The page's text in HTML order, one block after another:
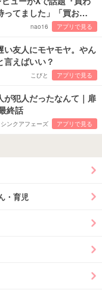
ってました」「買お…
nao16 アプリで見る
い友人にモヤモヤ。やん
えばいい？
こびと アプリで見る
が犯人だったなんて｜扉
終話
シンクアフェーズ アプリで見る
・育児